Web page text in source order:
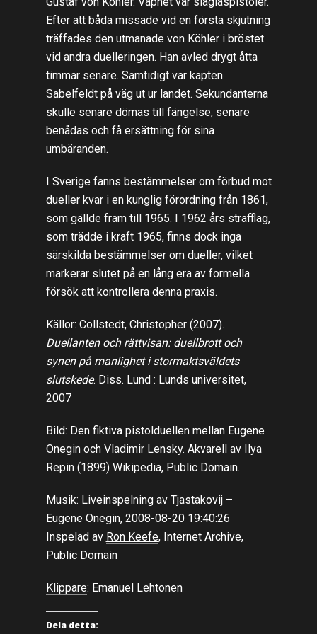
Efter att båda missade vid en första skjutning
träffades den utmanade von Köhler i bröstet
vid andra duelleringen. Han avled drygt åtta
timmar senare. Samtidigt var kapten
Sabelfeldt på väg ut ur landet. Sekundanterna
skulle senare dömas till fängelse, senare
benådas och få ersättning för sina
umbäranden.
I Sverige fanns bestämmelser om förbud mot
dueller kvar i en kunglig förordning från 1861,
som gällde fram till 1965. I 1962 års strafflag,
som trädde i kraft 1965, finns dock inga
särskilda bestämmelser om dueller, vilket
markerar slutet på en lång era av formella
försök att kontrollera denna praxis.
Källor: Collstedt, Christopher (2007).
Duellanten och rättvisan: duellbrott och
synen på manlighet i stormaktsväldets
slutskede. Diss. Lund : Lunds universitet,
2007
Bild: Den fiktiva pistolduellen mellan Eugene
Onegin och Vladimir Lensky. Akvarell av Ilya
Repin (1899) Wikipedia, Public Domain.
Musik: Liveinspelning av Tjastakovij –
Eugene Onegin, 2008-08-20 19:40:26
Inspelad av Ron Keefe, Internet Archive,
Public Domain
Klippare: Emanuel Lehtonen
Dela detta: